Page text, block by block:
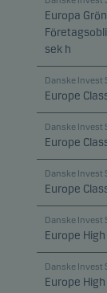
Europa Grön
sek h
Danske Invest
Europe
Danske Invest
Europe
Danske Invest
Europe
Danske Invest
Europe
Danske Invest
Europe